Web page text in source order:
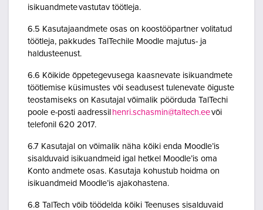
isikuandmete vastutav töötleja.
6.5 Kasutajaandmete osas on koostööpartner volitatud
töötleja, pakkudes TalTechile Moodle majutus- ja
haldusteenust.
6.6 Kõikide õppetegevusega kaasnevate isikuandmete
töötlemise küsimustes või seadusest tulenevate õiguste
teostamiseks on Kasutajal võimalik pöörduda TalTechi
poole e-posti aadressil henri.schasmin@taltech.eevõi
telefonil 620 2017.
6.7 Kasutajal on võimalik näha kõiki enda Moodle’is
sisalduvaid isikuandmeid igal hetkel Moodle’is oma
Konto andmete osas. Kasutaja kohustub hoidma on
isikuandmeid Moodle’is ajakohastena.
6.8 TalTech võib töödelda kõiki Teenuses sisalduvaid